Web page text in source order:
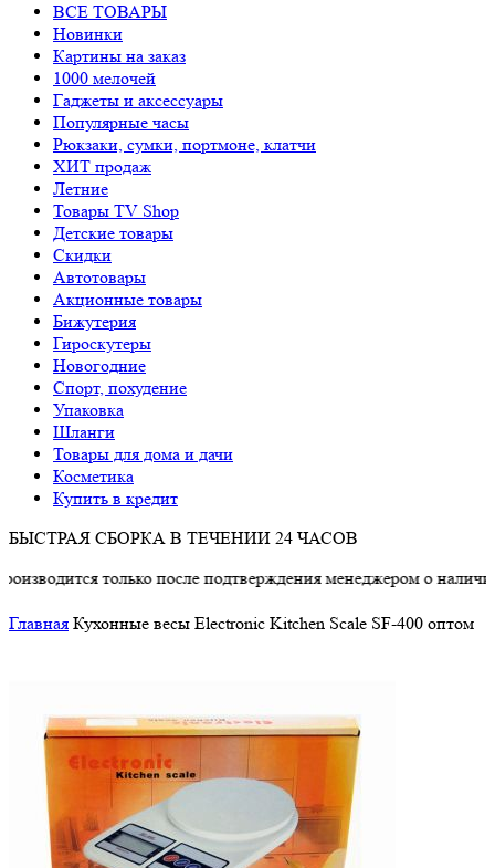
ВСЕ ТОВАРЫ
Новинки
Картины на заказ
1000 мелочей
Гаджеты и аксессуары
Популярные часы
Рюкзаки, сумки, портмоне, клатчи
ХИТ продаж
Летние
Товары TV Shop
Детские товары
Cкидки
Автотовары
Акционные товары
Бижутерия
Гироскутеры
Новогодние
Спорт, похудение
Упаковка
Шланги
Товары для дома и дачи
Косметика
Купить в кредит
БЫСТРАЯ СБОРКА В ТЕЧЕНИИ 24 ЧАСОВ
только после подтверждения менеджером о наличии
Главная Кухонные весы Electronic Kitchen Scale SF-400 оптом